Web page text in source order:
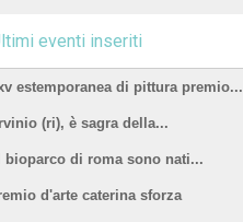
eventi inseriti
estemporanea di pittura premio...
(ri), è sagra della...
bioparco di roma sono nati...
d'arte caterina sforza